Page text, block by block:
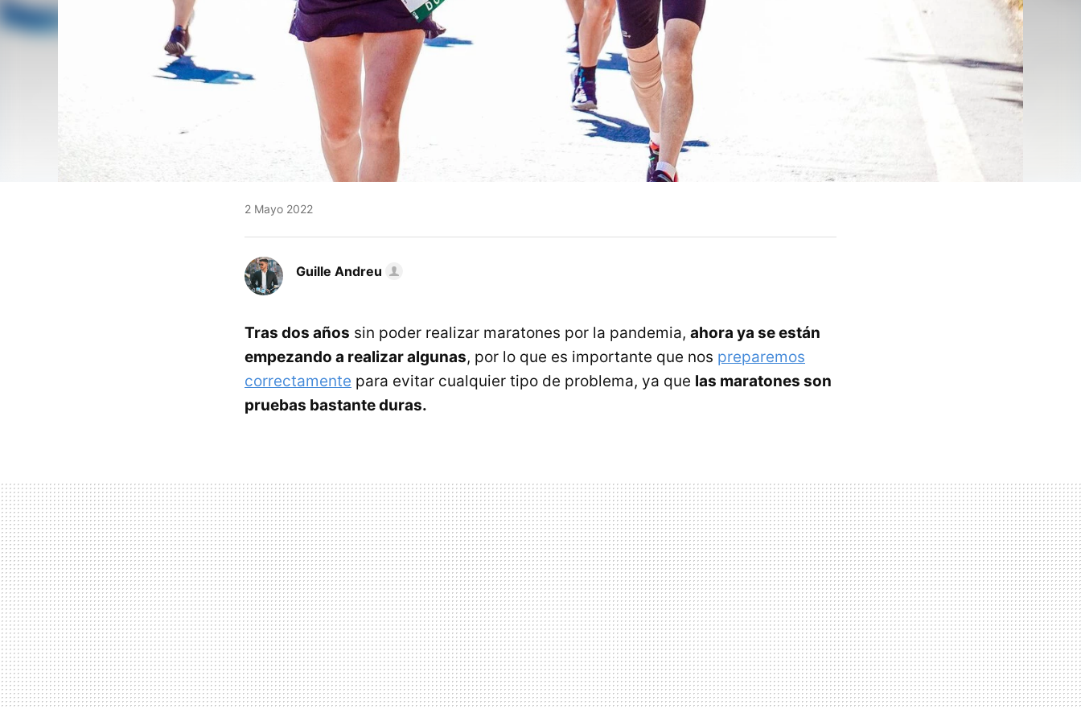
2 Mayo 2022
Guille Andreu
Tras dos años sin poder realizar maratones por la pandemia, ahora ya se están
empezando a realizar algunas, por lo que es importante que nos preparemos
correctamente para evitar cualquier tipo de problema, ya que las maratones son
pruebas bastante duras.